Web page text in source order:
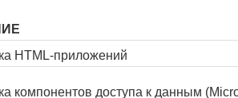
HTML-приложений
компонентов доступа к данным